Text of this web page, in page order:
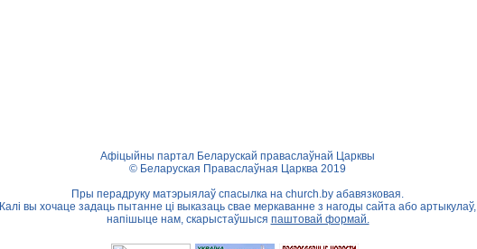
Афіцыйны партал Беларускай праваслаўнай Царквы
© Беларуская Праваслаўная Царква 2019
Пры перадруку матэрыялаў спасылка на church.by абавязковая.
Калі вы хочаце задаць пытанне ці выказаць свае меркаванне з нагоды сайта або артыкулаў,
напішыце нам, скарыстаўшыся паштовай формай.